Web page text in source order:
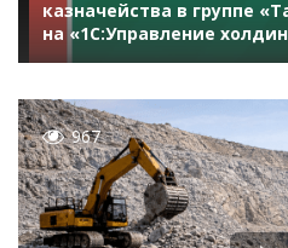
казначейства в группе
на «1С:Управление
967